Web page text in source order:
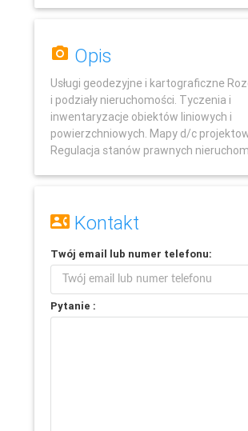
Opis
Usługi geodezyjne i kartograficzne
i podziały nieruchomości. Tyczenia i
inwentaryzacje obiektów liniowych i
powierzchniowych. Mapy d/c
Regulacja stanów prawnych
Kontakt
Twój email lub numer telefonu:
Pytanie :